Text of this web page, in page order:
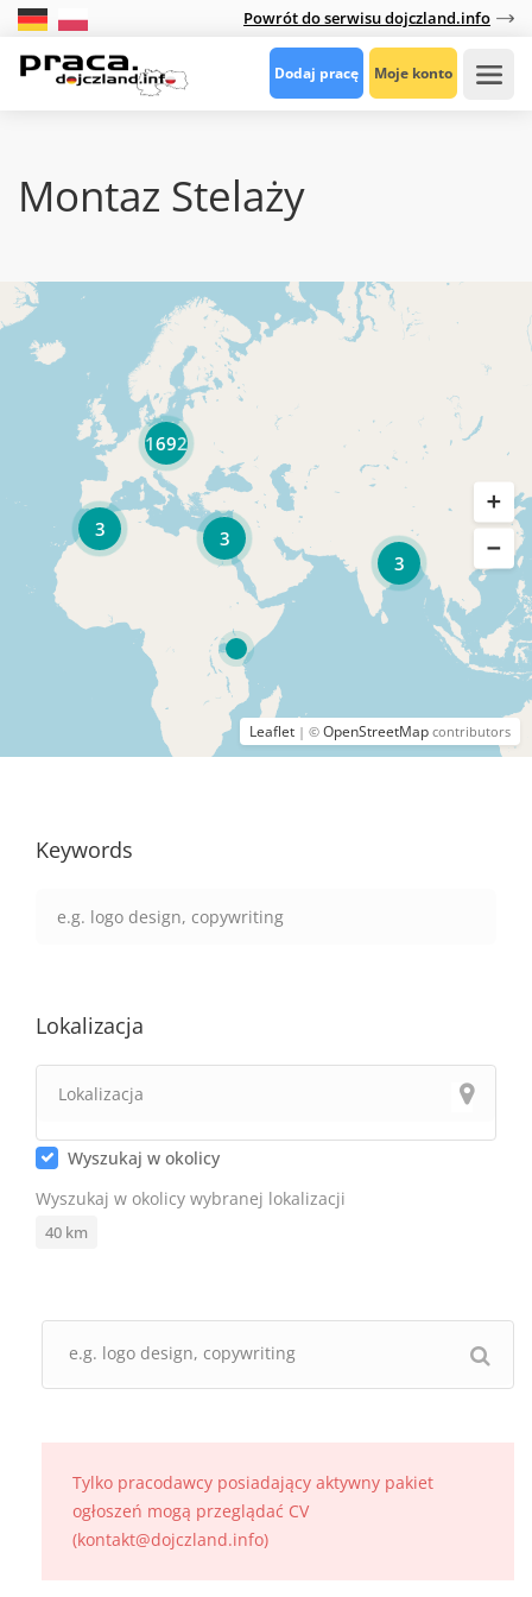
Powrót do serwisu dojczland.info
Dodaj pracę Moje konto
Montaz Stelaży
3
3
3
1692
Leaflet | © OpenStreetMap contributors
Keywords
Lokalizacja
Wyszukaj w okolicy
Wyszukaj w okolicy wybranej lokalizacji
40 km
Tylko pracodawcy posiadający aktywny pakiet
ogłoszeń mogą przeglądać CV
(kontakt@dojczland.info)